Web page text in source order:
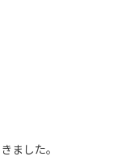
ました。